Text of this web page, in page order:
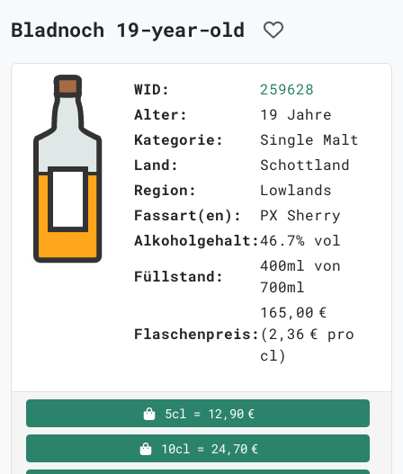
Bladnoch 19-year-old
WID:
259628
Alter:
19 Jahre
Kategorie:
Single Malt
Land:
Schottland
Region:
Lowlands
Fassart(en):
PX Sherry
Alkoholgehalt:46.7% vol
Füllstand:
400ml von
700ml
Flaschenpreis:
165,00 €
(2,36 € pro
cl)
5cl = 12,90 €
10cl = 24,70 €